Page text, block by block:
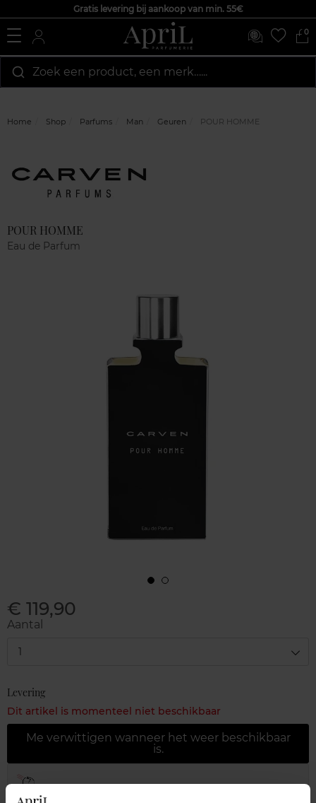
Gratis levering bij aankoop van min. 55€
0
Zoek een product, een merk…...
Home Shop Parfums Man Geuren POUR HOMME
POUR HOMME
Eau de Parfum
€ 119,90
Aantal
1
Levering
Dit artikel is momenteel niet beschikbaar
Me verwittigen wanneer het weer beschikbaar
is.